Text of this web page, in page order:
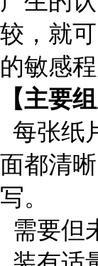
较，就
的敏感程
【主要
每张纸
面都清
写。
需要但